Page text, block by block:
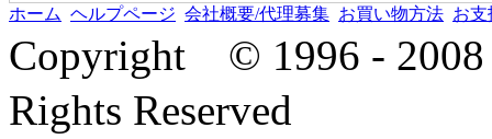
ホーム ヘルプページ 会社概要/代理募集 お買い物方法 お支
Copyright © 1996 -
Rights Reserved